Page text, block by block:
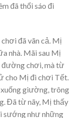
đã thổi sáo đi
đã vãn cả. Mị
nhà. Mãi sau Mị
chơi, mà từ
cho Mị đi chơi Tết.
giường, trông
Đã từ nãy, Mị thấy
sướng như những